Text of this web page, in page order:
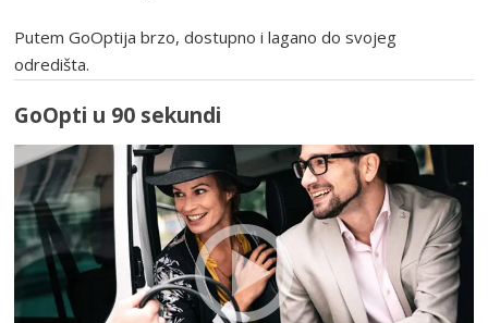
Putem GoOptija brzo, dostupno i lagano do svojeg
odredišta.
GoOpti u 90 sekundi